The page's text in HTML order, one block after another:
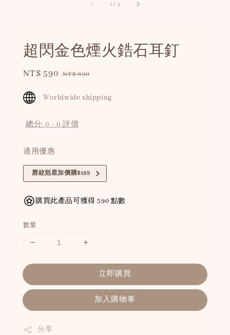
1 / 5
超閃金色煙火鋯石耳釘
Sale
NT$ 590 Regular
NT$ 690
Worldwide shipping
總分:0 - 0 評價
適用優惠
唇紋剋星加價購$199
購買此產品可獲得 590 點數
數量
立即購買
加入購物車
分享